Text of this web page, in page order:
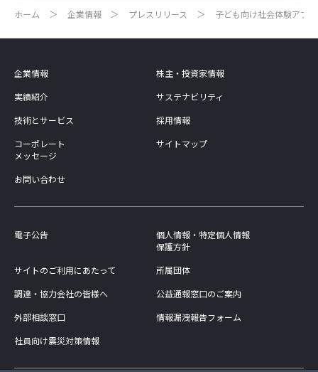
ホーム 企業情報 プレスリリース 子ども向け社会体験アプ
企業情報
株主・投資家情報
実績紹介
サステナビリティ
技術とサービス
採用情報
コーポレート
メッセージ
サイトマップ
お問い合わせ
電子公告
個人情報・特定個人情報
保護方針
サイトのご利用にあたって
所属団体
調達・協力会社の皆様へ
公益通報窓口のご案内
外部相談窓口
情報漏洩報告フォーム
社員向け震災対策情報